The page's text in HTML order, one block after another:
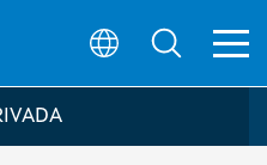
da Xunta de